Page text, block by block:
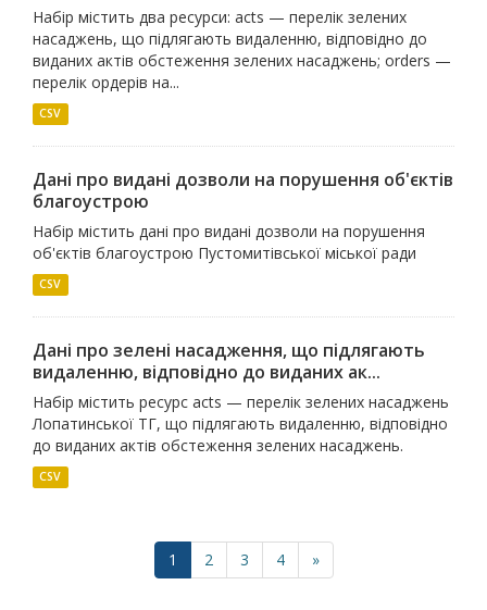
Набір містить два ресурси: acts — перелік зелених
насаджень, що підлягають видаленню, відповідно до
виданих актів обстеження зелених насаджень; orders —
перелік ордерів на...
CSV
Дані про видані дозволи на порушення об'єктів
благоустрою
Набір містить дані про видані дозволи на порушення
об'єктів благоустрою Пустомитівської міської ради
CSV
Дані про зелені насадження, що підлягають
видаленню, відповідно до виданих ак...
Набір містить ресурс acts — перелік зелених насаджень
Лопатинської ТГ, що підлягають видаленню, відповідно
до виданих актів обстеження зелених насаджень.
CSV
1 2 3 4 »